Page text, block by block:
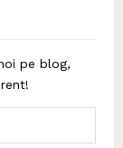
pe blog,